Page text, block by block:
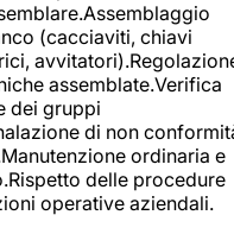
(cacciaviti, chiavi
assemblate.Verifica
dei gruppi
di non
ordinaria e
delle procedure
operative aziendali.